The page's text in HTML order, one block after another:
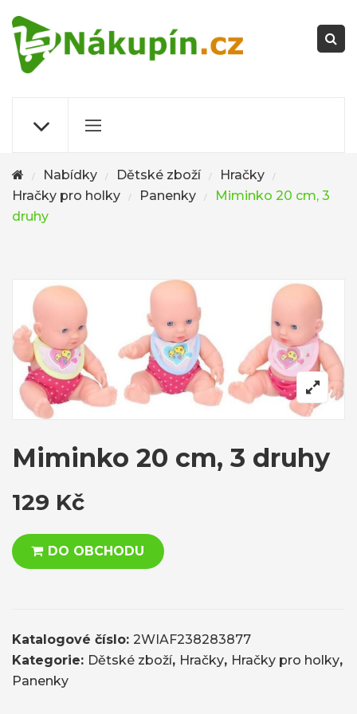
/ Nabídky / Dětské zboží / Hračky /
Hračky pro holky / Panenky /
Miminko 20 cm, 3
druhy
Miminko 20 cm, 3 druhy
129 Kč
DO OBCHODU
Katalogové číslo: 2WIAF238283877
Kategorie: Dětské zboží, Hračky, Hračky pro holky,
Panenky